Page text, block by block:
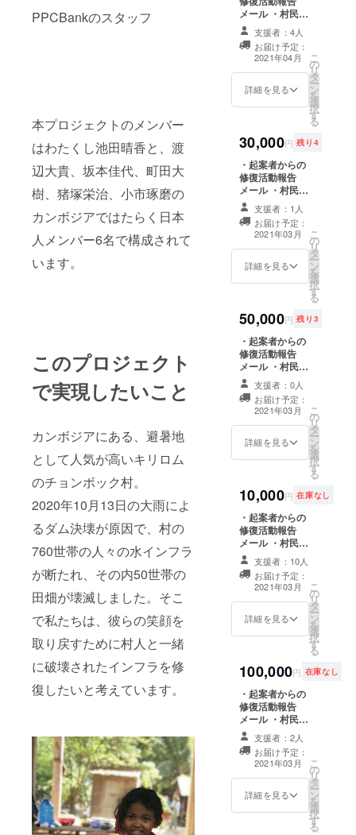
PPCBankのスタッフ
本プロジェクトのメンバー
はわたくし池田晴香と、渡
辺大貴、坂本佳代、町田大
樹、猪塚栄治、小市琢磨の
カンボジアではたらく日本
人メンバー6名で構成されて
います。
このプロジェクト
で実現したいこと
カンボジアにある、避暑地
として人気が高いキリロム
のチョンボック村。
2020年10月13日の大雨によ
るダム決壊が原因で、村の
760世帯の人々の水インフラ
が断たれ、その内50世帯の
田畑が壊滅しました。そこ
で私たちは、彼らの笑顔を
取り戻すために村人と一緒
に破壊されたインフラを修
復したいと考えています。
害支援の起
案者。今回
は盟友であ
りプロジェ
クトリー
ダーの池田
に案件に参
加。
町田大樹
ラストマイ
ルワークス
株式会社取
締役。カン
ボジアやベ
本を拠点と
して途上国
発のグロー
バルサービ
スを開発
中。チョン
ボック村の
現状を知
り、本案件
坂本佳代
辻・本郷税
理士法人カ
ンボジア社
代表取締
インドで会
経て、現在
は、カンボ
ジアに進出
の日系企業
向けに会
計・税務の
支援を行
う。カンボ
メール ・村民か
らのお礼の動画
・村に設置する
修復記念碑への
名前刻印（小サ
イズ） ※リター
ンのお届けスケ
変動します。予
めご留意いただ
けますと幸いで
す。
支援者：4人
お届け予定：
2021年04月
詳細を見る
こ
の
リ
タ
ー
ン
を
選
択
す
る
30,000円 残り4
・起案者からの
修復活動報告
メール ・村民か
らのお礼の動画
・支援記念碑へ
の名前刻印（中
サイズ） ※リ
ターンのお届け
スケジュール
予めご留意いた
だけますと幸い
です。
支援者：1人
お届け予定：
2021年03月
詳細を見る
こ
の
リ
タ
ー
ン
を
選
択
す
る
50,000円 残り3
・起案者からの
修復活動報告
メール ・村民か
らのお礼の動画
・支援記念碑へ
の名前刻印（大
サイズ） ※リ
ターンのお届け
スケジュール
予めご留意いた
だけますと幸い
です。
支援者：0人
お届け予定：
2021年03月
詳細を見る
こ
の
リ
タ
ー
ン
を
選
択
す
る
10,000円 在庫なし
・起案者からの
修復活動報告
メール ・村民か
らのお礼の動画
・村に設置する
修復記念碑への
名前刻印（小サ
イズ） ※リター
ンのお届けスケ
変動します。予
めご留意いただ
けますと幸いで
す。
支援者：10人
お届け予定：
2021年03月
詳細を見る
こ
の
リ
タ
ー
ン
を
選
択
す
る
100,000円 在庫なし
・起案者からの
修復活動報告
メール ・村民か
らのお礼の動画
・支援記念碑へ
の名前刻印（特
大サイズ） ※リ
ターンのお届け
スケジュール
支援者：2人
お届け予定：
2021年03月
詳細を見る
こ
の
リ
タ
ー
ン
を
選
択
す
る